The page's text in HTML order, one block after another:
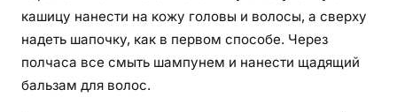
кашицу нанести на кожу головы и волосы, а сверху
надеть шапочку, как в первом способе. Через
полчаса все смыть шампунем и нанести щадящий
бальзам для волос.